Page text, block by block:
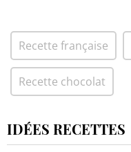
Recette française
Recette chocolat
IDÉES RECETTES